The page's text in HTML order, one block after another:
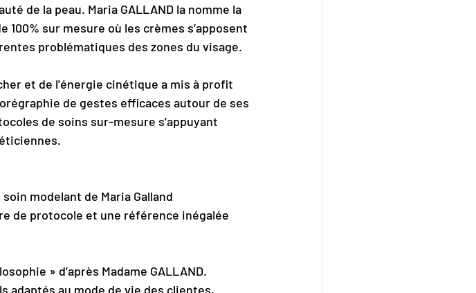
de la peau. Maria GALLAND la nomme la
sur mesure où les crèmes s’apposent
problématiques des zones du visage.
et de l'énergie cinétique a mis à profit
de gestes efficaces autour de ses
de soins sur-mesure s'appuyant
modelant de Maria Galland
de protocole et une référence inégalée
» d’après Madame GALLAND.
adaptés au mode de vie des clientes,